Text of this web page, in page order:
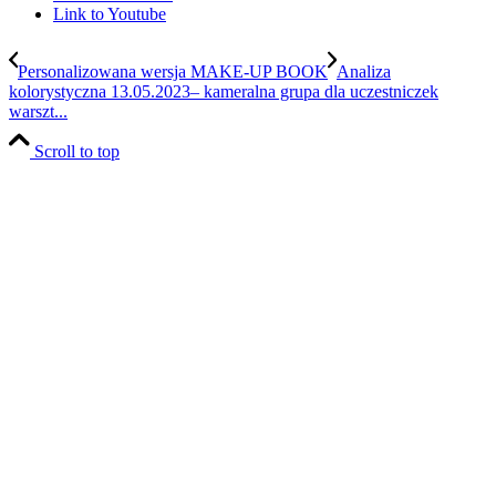
Link to Youtube
Personalizowana wersja MAKE-UP BOOK Analiza
kolorystyczna 13.05.2023– kameralna grupa dla uczestniczek
warszt...
Scroll to top